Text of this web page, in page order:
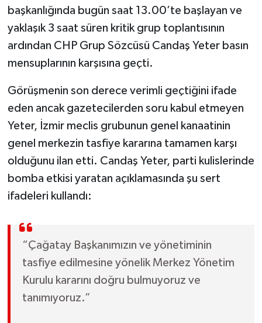
başkanlığında bugün saat 13.00’te başlayan ve
yaklaşık 3 saat süren kritik grup toplantısının
ardından CHP Grup Sözcüsü Candaş Yeter basın
mensuplarının karşısına geçti.
Görüşmenin son derece verimli geçtiğini ifade
eden ancak gazetecilerden soru kabul etmeyen
Yeter, İzmir meclis grubunun genel kanaatinin
genel merkezin tasfiye kararına tamamen karşı
olduğunu ilan etti. Candaş Yeter, parti kulislerinde
bomba etkisi yaratan açıklamasında şu sert
ifadeleri kullandı:
“Çağatay Başkanımızın ve yönetiminin
tasfiye edilmesine yönelik Merkez Yönetim
Kurulu kararını doğru bulmuyoruz ve
tanımıyoruz.”
Savaştepe
SEYAHAT
SİYASET
SPOR
SÜRMANŞET
Susurluk
TEKNOLOJİ
Trend